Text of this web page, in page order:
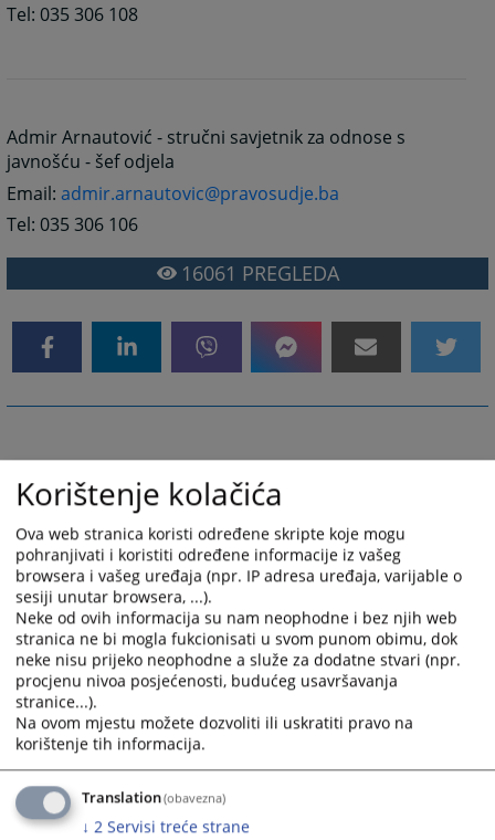
Tel: 035 306 108
Admir Arnautović - stručni savjetnik za odnose s
javnošću - šef odjela
Email:admir.arnautovic@pravosudje.ba
Tel: 035 306 106
16061 PREGLEDA
Korištenje kolačića
Ova web stranica koristi određene skripte koje mogu
pohranjivati i koristiti određene informacije iz vašeg
browsera i vašeg uređaja (npr. IP adresa uređaja, varijable o
sesiji unutar browsera, ...).
Neke od ovih informacija su nam neophodne i bez njih web
stranica ne bi mogla fukcionisati u svom punom obimu, dok
neke nisu prijeko neophodne a služe za dodatne stvari (npr.
procjenu nivoa posjećenosti, budućeg usavršavanja
stranice...).
Na ovom mjestu možete dozvoliti ili uskratiti pravo na
korištenje tih informacija.
Translation(obavezna)
↓ 2 Servisi treće strane